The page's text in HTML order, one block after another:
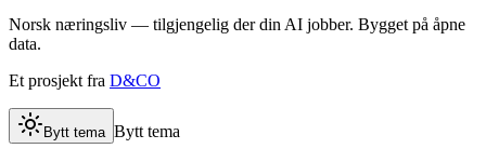
Norsk næringsliv — tilgjengelig der din AI jobber. Bygget på åpne
data.
Et prosjekt fra D&CO
Bytt tema Bytt tema